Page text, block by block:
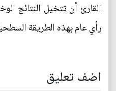
القارئ أن تتخيل النتائج
رأي عام بهذه الطريقة
اضف تعليق